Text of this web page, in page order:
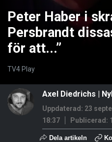
Peter Haber i
Persbrandt
för att...”
TV4 Play
Axel Diedrichs |
Uppdaterad: 23
18:37
Publicerad:
Dela artikeln